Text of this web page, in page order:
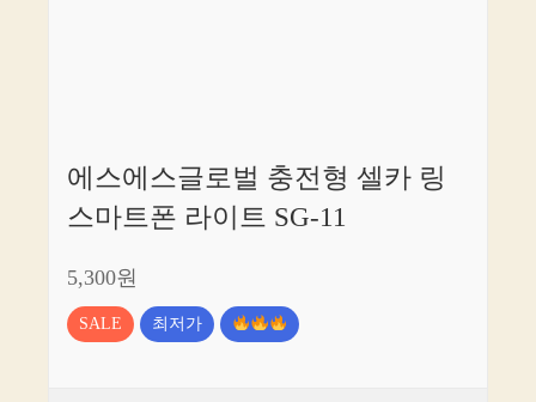
에스에스글로벌 충전형 셀카 링
스마트폰 라이트 SG-11
5,300원
SALE 최저가